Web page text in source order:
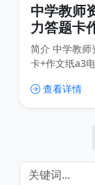
中学教师
力答题卡
简介 中学教
卡+作文纸a3
格综合素质及
答题卡+作文
查看详情